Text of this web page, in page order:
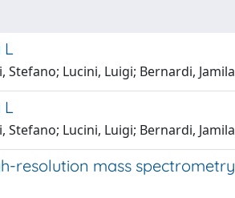
L
Stefano; Lucini, Luigi; Bernardi, Jamila
L
Stefano; Lucini, Luigi; Bernardi, Jamila
resolution mass spectrometry